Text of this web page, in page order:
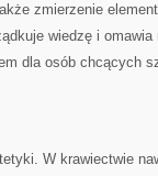
zmierzenie
wiedzę i
dla osób chcących
W krawiectwie